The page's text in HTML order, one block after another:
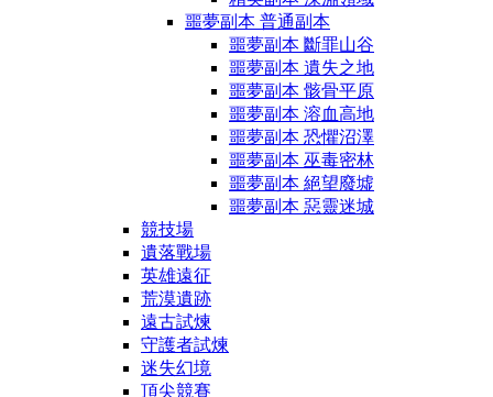
噩夢副本 普通副本
噩夢副本 斷罪山谷
噩夢副本 遺失之地
噩夢副本 骸骨平原
噩夢副本 溶血高地
噩夢副本 恐懼沼澤
噩夢副本 巫毒密林
噩夢副本 絕望廢墟
噩夢副本 惡靈迷城
競技場
遺落戰場
英雄遠征
荒漠遺跡
遠古試煉
守護者試煉
迷失幻境
頂尖競賽